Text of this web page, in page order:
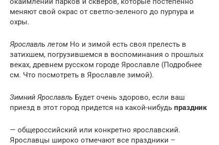
меняют свой окрас от светло-зеленого до пурпура и
охры.
Ярославль летом Но и зимой есть своя прелесть в
затихшем, погрузившемся в воспоминания о прошлых
веках, древнем русском городе Ярославле (Подробнее
см. Что посмотреть в Ярославле зимой).
Зимний Ярославль Будет очень здорово, если ваш
приезд в этот город придется на какой-нибудь праздник
— общероссийский или конкретно ярославский.
Ярославцы широко отмечают все праздники –